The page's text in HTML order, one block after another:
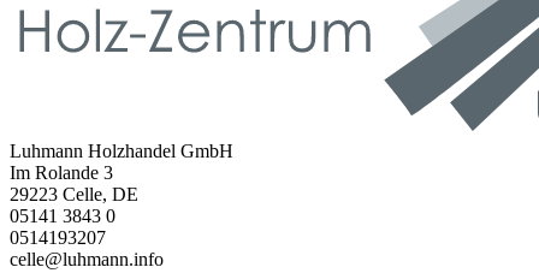
Luhmann Holzhandel GmbH
Im Rolande 3
29223 Celle, DE
05141 3843 0
0514193207
celle@luhmann.info